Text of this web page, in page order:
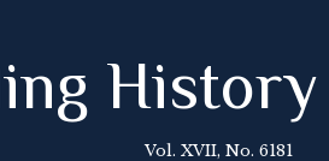
History
Vol. XVII, No. 6181